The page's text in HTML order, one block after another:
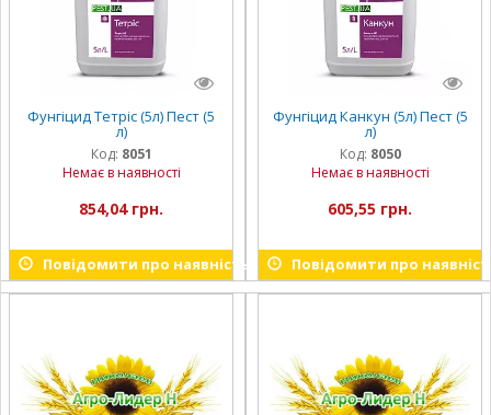
Фунгіцид Тетріс (5л) Пест (5
л)
Код: 8051
Немає в наявності
854,04 грн.
Повідомити про наявність
Фунгіцид Канкун (5л) Пест (5
л)
Код: 8050
Немає в наявності
605,55 грн.
Повідомити про